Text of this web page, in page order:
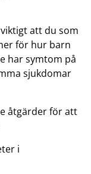
att du som
för hur barn
har symtom på
sjukdomar
åtgärder för att
i